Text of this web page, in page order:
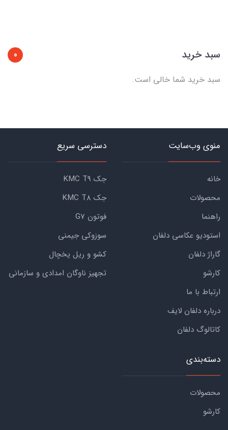
سبد خرید
0
سبد خرید شما خالی است.
منوی وب‌سایت
خانه
محصولات
راهنما
استودیو عکاسی دلفان
گاراژ دلفان
کارشو
ارتباط با ما
درباره دلفان لایف
کاتالوگ دلفان
دسترسی سریع
جک KMC T9
جک KMC T8
فوتون G7
سوزوکی جیمنی
کشو و ریل یخچال
تجهیز ناوگان امدادی و سازمانی
دسته‌بندی
محصولات
کارشو